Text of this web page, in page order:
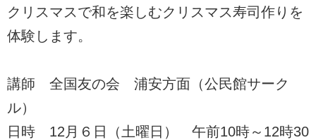
クリスマスで和を楽しむクリスマス寿司作りを
体験します。
講師 全国友の会 浦安方面（公民館サーク
ル）
日時 12月６日（土曜日） 午前10時～12時30